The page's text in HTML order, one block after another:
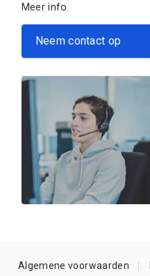
Meer info
Neem contact op
Algemene voorwaarden